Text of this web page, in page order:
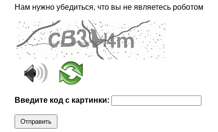
Нам нужно убедиться, что вы не являетесь роботом
Введите код с картинки:
Отправить